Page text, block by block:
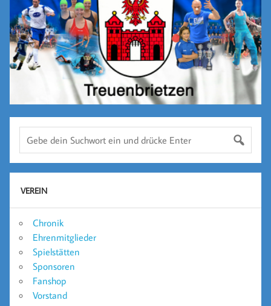
VEREIN
Chronik
Ehrenmitglieder
Spielstätten
Sponsoren
Fanshop
Vorstand